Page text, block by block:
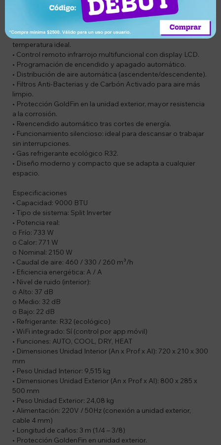
dispositivo móvil.
• Modo DRY (deshumidificación): elimina el exceso de
humedad del ambiente.
• Modo AUTO (frío/calor): regula automáticamente la
temperatura ideal.
• Control remoto infrarrojo multifuncional con display LCD.
• Programación de encendido y apagado automático.
• Distribución de aire automática (ascendente/descendente).
• Filtros Anti-Bacterias y de Carbón Activado para aire más
limpio.
• Protección GoldFin en la unidad exterior, mayor resistencia
a la corrosión.
• Reencendido automático tras cortes de energía.
• Funcionamiento silencioso: ideal para descansar o trabajar
sin interrupciones.
• Gas refrigerante ecológico R32.
• Diseño moderno y compacto que se adapta a cualquier
espacio.
Especificaciones
• Capacidad: 9000 BTU
• Tipo de sistema: Split Inverter
• Potencia real:
o Frío: 733 W
o Calor: 771 W
o Nominal: 2150 W
• Caudal de aire: 460 / 330 / 260 m³/h
• Eficiencia energética: A / A
• Nivel de ruido (interior):
o Alto: 37 dB
o Medio: 32 dB
o Bajo: 22 dB
• Refrigerante: R32 (ecológico)
• WiFi integrado: Sí (control por app móvil)
• Funciones: AUTO, COOL, DRY, HEAT
• Dimensiones Unidad Interior (An x Prof x Al): 720 x 210 x 300
mm
• Peso Unidad Interior: 9,515 kg
• Dimensiones Unidad Exterior (An x Prof x Al): 800 x 285 x
500 mm
• Peso Unidad Exterior: 24,08 kg
• Alimentación: 220V / 50Hz (conexión a unidad exterior,
cable 4 mm)
• Longitud de caños: 3 m (1/4 – 3/8)
• Protección GoldenFin en unidad exterior.